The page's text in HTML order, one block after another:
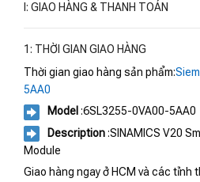
I: GIAO HÀNG & THANH TOÁN
1: THỜI GIAN GIAO HÀNG
Thời gian giao hàng sản phẩm:
5AA0
Model :6SL3255-0VA00-5AA0
Description:SINAMICS V20
Module
Giao hàng ngay ở HCM và các tỉnh